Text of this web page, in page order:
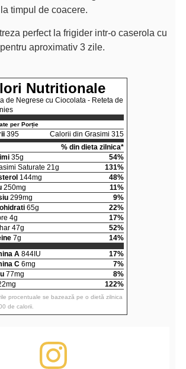
timpul de coacere.
perfect la frigider intr-o caserola cu
aproximativ 3 zile.
Nutritionale
de Negrese cu Ciocolata - Reteta de
per Porție
395
Calorii din Grasimi 315
% din dieta zilnica*
35g
54%
Saturate 21g
131%
144mg
48%
250mg
11%
299mg
9%
65g
22%
4g
17%
47g
52%
7g
14%
A 844IU
17%
C 6mg
7%
77mg
8%
122%
procentuale se bazează pe o dietă zilnica
de calorii.